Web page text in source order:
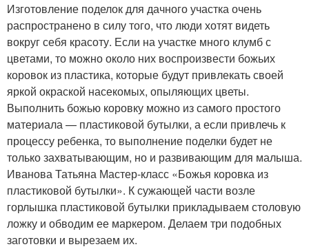
Изготовление поделок для дачного участка очень
распространено в силу того, что люди хотят видеть
вокруг себя красоту. Если на участке много клумб с
цветами, то можно около них воспроизвести божьих
коровок из пластика, которые будут привлекать своей
яркой окраской насекомых, опыляющих цветы.
Выполнить божью коровку можно из самого простого
материала — пластиковой бутылки, а если привлечь к
процессу ребенка, то выполнение поделки будет не
только захватывающим, но и развивающим для малыша.
Иванова Татьяна Мастер-класс «Божья коровка из
пластиковой бутылки». К сужающей части возле
горлышка пластиковой бутылки прикладываем столовую
ложку и обводим ее маркером. Делаем три подобных
заготовки и вырезаем их.